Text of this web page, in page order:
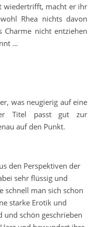
wiedertrifft, macht er ihr
Rhea nichts davon
nicht entziehen
…
was neugierig auf eine
Titel passt gut zur
auf den Punkt.
den Perspektiven der
sehr flüssig und
schnell man sich schon
starke Erotik und
und schön geschrieben